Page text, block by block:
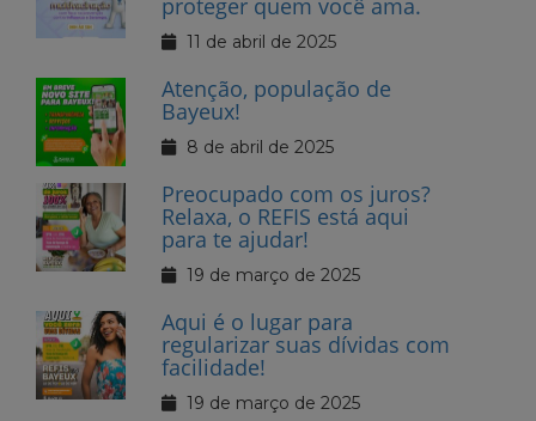
11 de abril de 2025
Atenção, população de
Bayeux!
8 de abril de 2025
Preocupado com os juros?
Relaxa, o REFIS está aqui
para te ajudar!
19 de março de 2025
Aqui é o lugar para
regularizar suas dívidas com
facilidade!
19 de março de 2025